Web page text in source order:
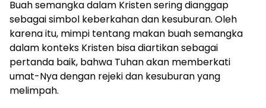
Buah semangka dalam Kristen sering dianggap
sebagai simbol keberkahan dan kesuburan. Oleh
karena itu, mimpi tentang makan buah semangka
dalam konteks Kristen bisa diartikan sebagai
pertanda baik, bahwa Tuhan akan memberkati
umat-Nya dengan rejeki dan kesuburan yang
melimpah.